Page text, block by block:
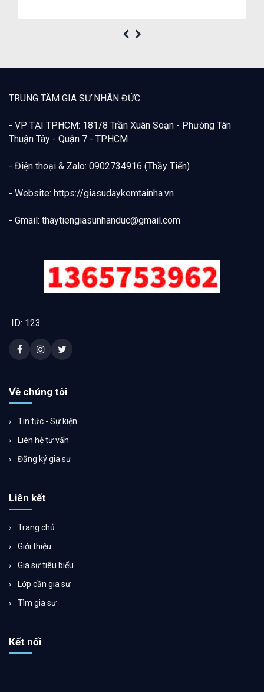
TRUNG TÂM GIA SƯ NHÂN ĐỨC
- VP TẠI TPHCM: 181/8 Trần Xuân Soạn - Phường Tân
Thuận Tây - Quận 7 - TPHCM
- Điện thoại & Zalo: 0902734916 (Thầy Tiến)
- Website: https://giasudaykemtainha.vn
- Gmail: thaytiengiasunhanduc@gmail.com
ID: 123
Về chúng tôi
Tin tức - Sự kiện
Liên hệ tư vấn
Đăng ký gia sư
Liên kết
Trang chủ
Giới thiệu
Gia sư tiêu biểu
Lớp cần gia sư
Tìm gia sư
Kết nối